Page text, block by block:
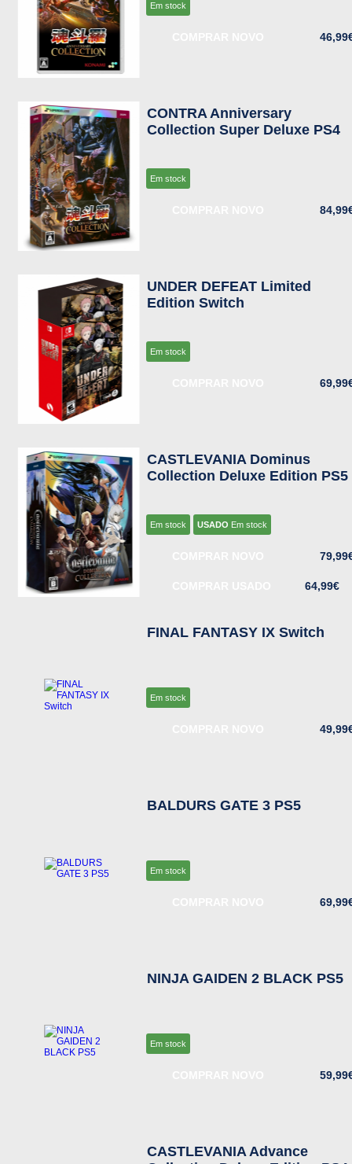
Em stock
CONTRA Anniversary
Collection Super Deluxe PS4
Em stock
UNDER DEFEAT Limited
Edition Switch
Em stock
CASTLEVANIA Dominus
Collection Deluxe Edition PS5
Em stock USADO Em stock
64,99€
FINAL FANTASY IX Switch
Em stock
BALDURS GATE 3 PS5
Em stock
NINJA GAIDEN 2 BLACK PS5
Em stock
CASTLEVANIA Advance